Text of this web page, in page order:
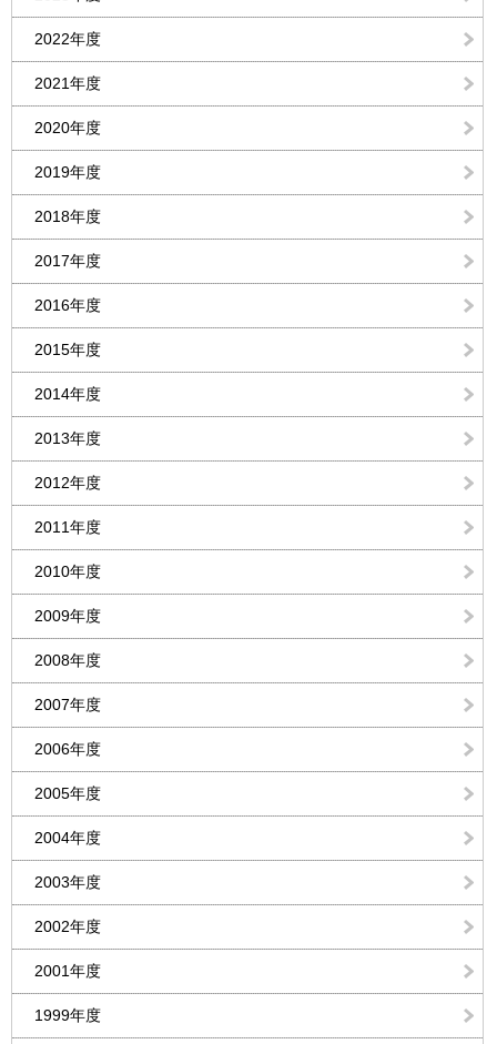
2022年度
2021年度
2020年度
2019年度
2018年度
2017年度
2016年度
2015年度
2014年度
2013年度
2012年度
2011年度
2010年度
2009年度
2008年度
2007年度
2006年度
2005年度
2004年度
2003年度
2002年度
2001年度
1999年度